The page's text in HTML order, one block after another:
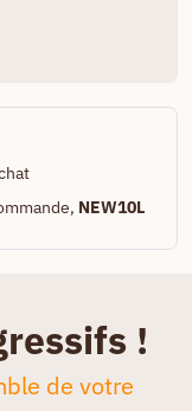
NEW10L
!
de votre